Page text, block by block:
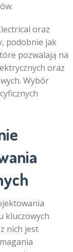
oraz
podobnie jak
pozwalają na
oraz
Wybór
kluczowych
nich jest